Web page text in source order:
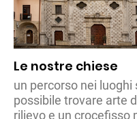
Le nostre chiese
un percorso nei luoghi
possibile trovare arte
rilievo e un crocefisso